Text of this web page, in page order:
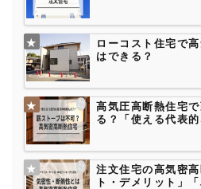
ローコスト住宅で
はできる？
高気圧高断熱住宅
る？「使える代表
注文住宅の高気密
ト・デメリット」